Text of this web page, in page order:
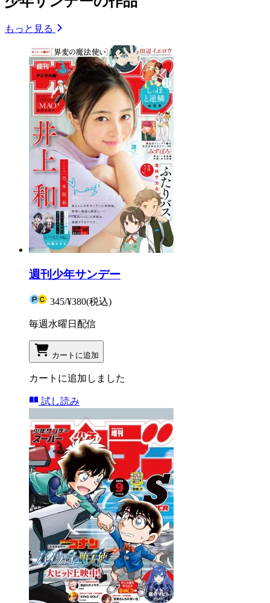
もっと見る
週刊少年サンデー
345/¥380(税込)
毎週水曜日配信
カートに追加
カートに追加しました
試し読み